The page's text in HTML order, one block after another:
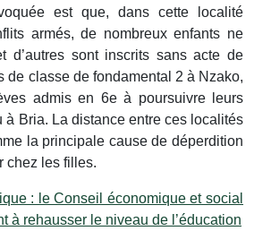
est que, dans cette localité
armés, de nombreux enfants ne
d’autres sont inscrits sans acte de
de classe de fondamental 2 à Nzako,
admis en 6e à poursuivre leurs
à Bria. La distance entre ces localités
la principale cause de déperdition
chez les filles.
: le Conseil économique et social
à rehausser le niveau de l’éducation